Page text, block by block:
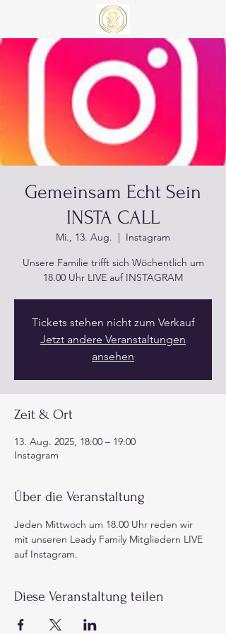
Gemeinsam Echt Sein
INSTA CALL
Mi., 13. Aug.
  |
Instagram
Unsere Familie trifft sich Wöchentlich um
18.00 Uhr LIVE auf INSTAGRAM
Tickets stehen nicht zum Verkauf
Jetzt andere Veranstaltungen
ansehen
Zeit & Ort
13. Aug. 2025, 18:00 – 19:00
Instagram
Über die Veranstaltung
Jeden Mittwoch um 18.00 Uhr reden wir
mit unseren Leady Family Mitgliedern LIVE
auf Instagram.
Diese Veranstaltung teilen